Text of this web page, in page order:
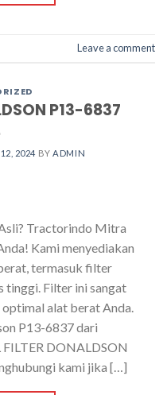
Leave a comment
P13-6837
2024 BY ADMIN
Tractorindo Mitra
Kami menyediakan
termasuk filter
tinggi. Filter ini sangat
alat berat Anda.
P13-6837 dari
DONALDSON
kami jika […]